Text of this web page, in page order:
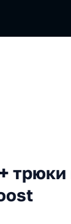
трюки